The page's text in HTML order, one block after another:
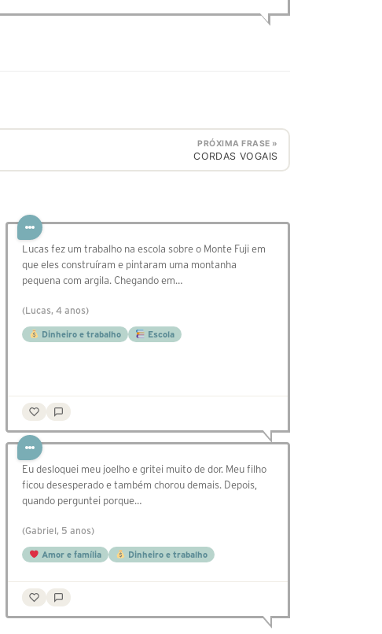
PRÓXIMA FRASE »
CORDAS VOGAIS
Lucas fez um trabalho na escola sobre o Monte Fuji em
que eles construíram e pintaram uma montanha
pequena com argila. Chegando em…
(Lucas, 4 anos)
Dinheiro e trabalho Escola
Eu desloquei meu joelho e gritei muito de dor. Meu filho
ficou desesperado e também chorou demais. Depois,
quando perguntei porque…
(Gabriel, 5 anos)
Amor e família Dinheiro e trabalho